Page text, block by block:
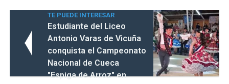
TE PUEDE INTERESAR
Estudiante del Liceo
Antonio Varas de Vicuña
conquista el Campeonato
Nacional de Cueca
"Espiga de Arroz" en